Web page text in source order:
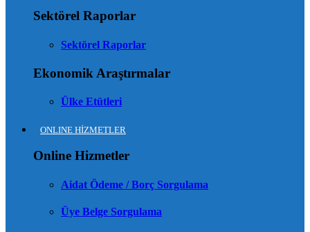
Sektörel Raporlar
Sektörel Raporlar
Ekonomik Araştırmalar
Ülke Etütleri
ONLINE HİZMETLER
Online Hizmetler
Aidat Ödeme / Borç Sorgulama
Üye Belge Sorgulama